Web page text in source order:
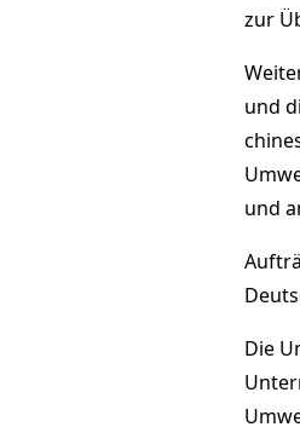
zur
und
und
Die